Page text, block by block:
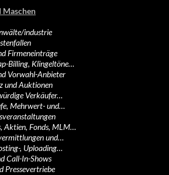
Maschen
industrie
Firmeneinträge
Billing, Klingeltöne…
Vorwahl-Anbieter
und Auktionen
Verkäufer…
Mehrwert- und…
Aktien, Fonds, MLM…
und…
, Uploading…
Call-In-Shows
Pressevertriebe